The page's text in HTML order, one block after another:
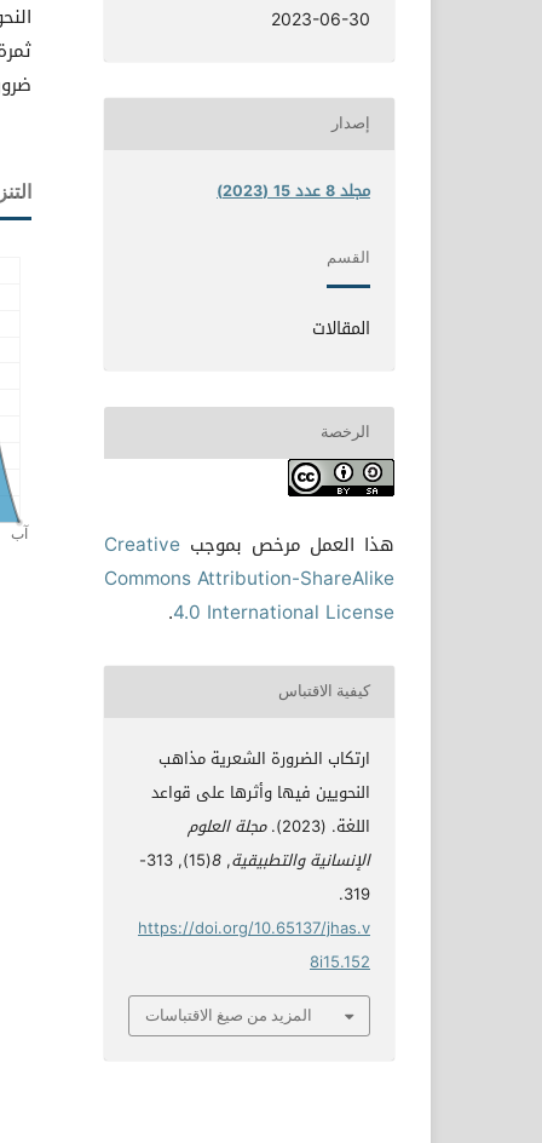
2023-06-30
إصدار
مجلد 8 عدد 15 (2023)
القسم
المقالات
الرخصة
هذا العمل مرخص بموجب Creative
Commons Attribution-ShareAlike
4.0 International License
.
كيفية الاقتباس
ارتكاب الضرورة الشعرية مذاهب
النحويين فيها وأثرها على قواعد
اللغة. (2023).
مجلة العلوم
الإنسانية والتطبيقية,
8
(15), 313-
319.
https://doi.org/10.65137/jhas.v
8i15.152
المزيد من صيغ الاقتباسات